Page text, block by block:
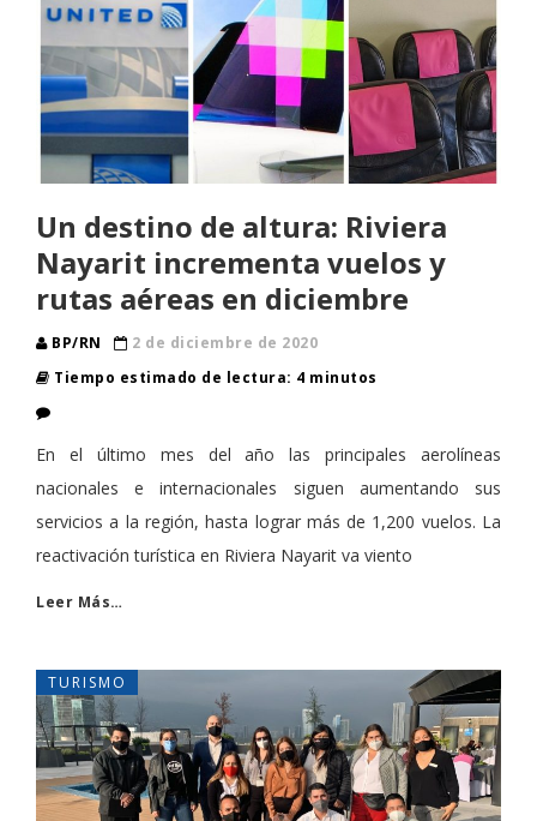
Un destino de altura: Riviera
Nayarit incrementa vuelos y
rutas aéreas en diciembre
BP/RN
2 de diciembre de 2020
Tiempo estimado de lectura: 4 minutos
En el último mes del año las principales aerolíneas
nacionales e internacionales siguen aumentando sus
servicios a la región, hasta lograr más de 1,200 vuelos. La
reactivación turística en Riviera Nayarit va viento
Leer Más…
TURISMO